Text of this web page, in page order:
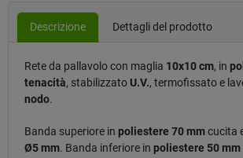
Descrizione Dettagli del prodotto
Rete da pallavolo con maglia 10x10 cm, in
tenacità, stabilizzato U.V., termofissato e
nodo.
Banda superiore in poliestere 70 mmcucita
Ø5 mm. Banda inferiore in poliestere 50 mm